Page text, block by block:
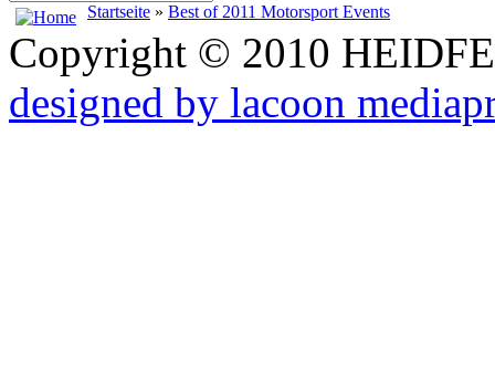
Startseite » Best of 2011 Motorsport Events
Copyright © 2010
designed by lacoon